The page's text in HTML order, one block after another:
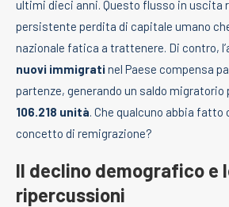
ultimi dieci anni. Questo flusso in uscita
persistente perdita di capitale umano
nazionale fatica a trattenere. Di contro,
nuovi immigratinel Paese compensa
partenze, generando un saldo migratorio
106.218 unità. Che qualcuno abbia fatto
concetto di remigrazione?
Il declino demografico e
ripercussioni